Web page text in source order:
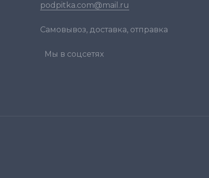
podpitka.com@mail.ru
Самовывоз, доставка, отправка
Мы в соцсетях